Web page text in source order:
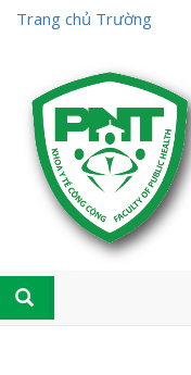
Trang chủ Trường